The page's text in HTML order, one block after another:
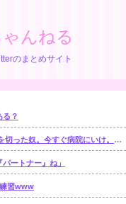
んねる
のまとめサイト
る？
院にいけ。腕一本切断になってもしらんぞ
ートナー』ね」
練習www